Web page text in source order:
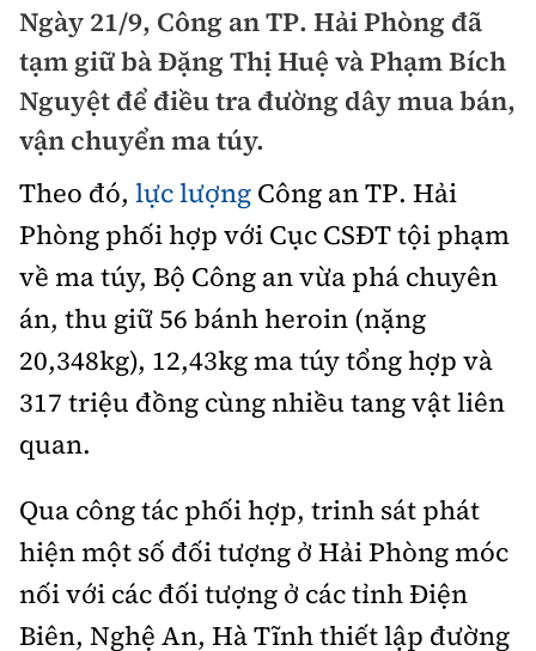
Chính trị
Xã hội
Chuyện dọc đường
Cải chính
Xây dựng
Chỉ đạo điều hành
Quy hoạch kiến trúc
Vật liệu xây dựng
Giám định chất lượng
Quản lý đô thị
Giao thông
Quản lý
Hàng không
Đường sắt
Đăng kiểm
Đường sắt tốc độ cao
Đường thủy
Hàng hải
Đường sắt đô thị
Thị trường
Tài chính
Chứng khoán
Bảo hiểm
Doanh nghiệp
Pháp luật
An ninh hình sự
Điều tra
Hỏi - Đáp
An toàn giao thông
Giao thông 24h
Lái xe an toàn
Chung tay vì ATGT
Chất lượng sống
Giáo dục
Y tế
Đời sống
Văn hóa - Giải Trí
Văn hóa
Showbiz
Điện ảnh
Thể thao
Bóng đá
Bình luận
Công nghệ
Ngày 21/9, Công an TP. Hải Phòng đã
tạm giữ bà Đặng Thị Huệ và Phạm Bích
Nguyệt để điều tra đường dây mua bán,
vận chuyển ma túy.
Theo đó, lực lượng Công an TP. Hải
Phòng phối hợp với Cục CSĐT tội phạm
về ma túy, Bộ Công an vừa phá chuyên
án, thu giữ 56 bánh heroin (nặng
20,348kg), 12,43kg ma túy tổng hợp và
317 triệu đồng cùng nhiều tang vật liên
quan.
Qua công tác phối hợp, trinh sát phát
hiện một số đối tượng ở Hải Phòng móc
nối với các đối tượng ở các tỉnh Điện
Biên, Nghệ An, Hà Tĩnh thiết lập đường